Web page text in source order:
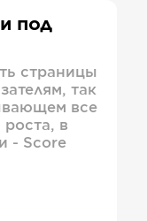
под
страницы
так
все
роста, в
- Score